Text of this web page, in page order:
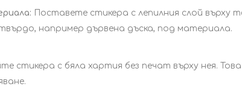
Поставете стикера с лепилния слой върху
например дървена дъска, под материала.
стикера с бяла хартия без печат върху нея.